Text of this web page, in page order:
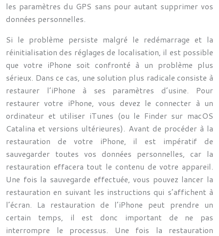
les paramètres du GPS sans pour autant supprimer vos
données personnelles.
Si le problème persiste malgré le redémarrage et la
réinitialisation des réglages de localisation, il est possible
que votre iPhone soit confronté à un problème plus
sérieux. Dans ce cas, une solution plus radicale consiste à
restaurer l’iPhone à ses paramètres d’usine. Pour
restaurer votre iPhone, vous devez le connecter à un
ordinateur et utiliser iTunes (ou le Finder sur macOS
Catalina et versions ultérieures). Avant de procéder à la
restauration de votre iPhone, il est impératif de
sauvegarder toutes vos données personnelles, car la
restauration effacera tout le contenu de votre appareil.
Une fois la sauvegarde effectuée, vous pouvez lancer la
restauration en suivant les instructions qui s’affichent à
l’écran. La restauration de l’iPhone peut prendre un
certain temps, il est donc important de ne pas
interrompre le processus. Une fois la restauration